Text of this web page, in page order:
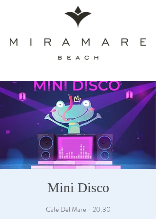
Mini Disco
Cafe Del Mare - 20:30